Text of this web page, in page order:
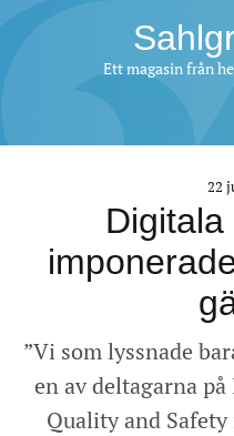
Ett magasin från
22
”Vi som lyssnade
en av deltagarna
Quality and